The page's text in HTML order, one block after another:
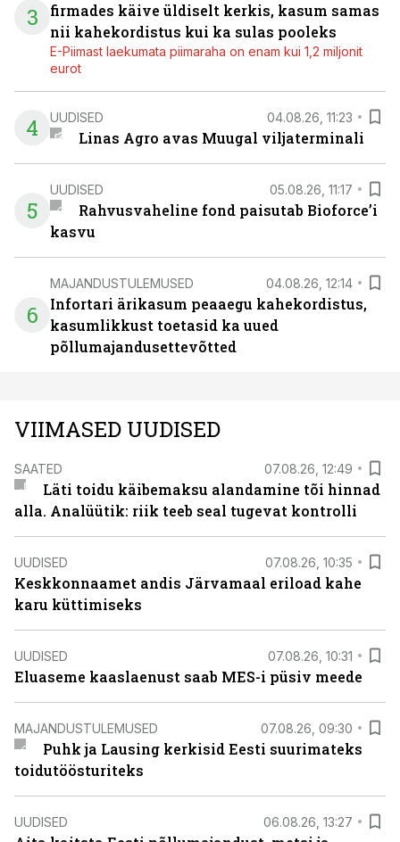
3
firmades käive üldiselt kerkis, kasum samas
nii kahekordistus kui ka sulas pooleks
E-Piimast laekumata piimaraha on enam kui 1,2 miljonit
eurot
4 UUDISED 04.08.26, 11:23
Linas Agro avas Muugal viljaterminali
5
UUDISED 05.08.26, 11:17
Rahvusvaheline fond paisutab Bioforce’i
kasvu
6
MAJANDUSTULEMUSED 04.08.26, 12:14
Infortari ärikasum peaaegu kahekordistus,
kasumlikkust toetasid ka uued
põllumajandusettevõtted
VIIMASED UUDISED
SAATED 07.08.26, 12:49
Läti toidu käibemaksu alandamine tõi hinnad
alla. Analüütik: riik teeb seal tugevat kontrolli
UUDISED 07.08.26, 10:35
Keskkonnaamet andis Järvamaal eriload kahe
karu küttimiseks
UUDISED 07.08.26, 10:31
Eluaseme kaaslaenust saab MES-i püsiv meede
MAJANDUSTULEMUSED 07.08.26, 09:30
Puhk ja Lausing kerkisid Eesti suurimateks
toidutöösturiteks
UUDISED 06.08.26, 13:27